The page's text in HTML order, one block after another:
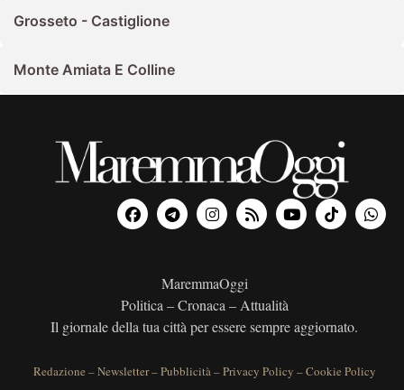
Grosseto - Castiglione
Monte Amiata E Colline
MaremmaOggi
Politica – Cronaca – Attualità
Il giornale della tua città per essere sempre aggiornato.
Redazione –Newsletter–Pubblicità–Privacy Policy –Cookie Policy